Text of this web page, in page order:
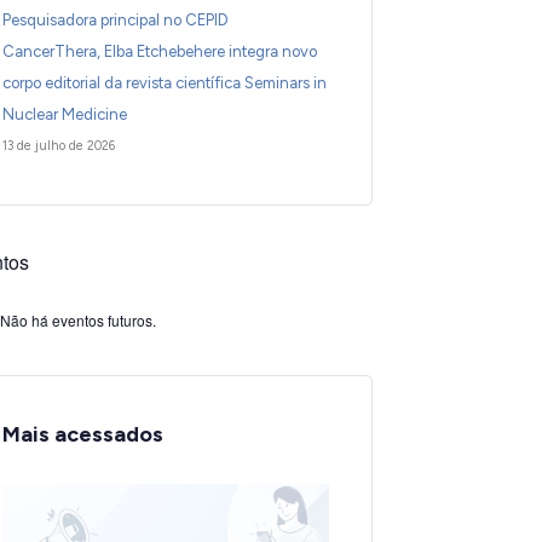
Pesquisadora principal no CEPID
CancerThera, Elba Etchebehere integra novo
corpo editorial da revista científica Seminars in
Nuclear Medicine
13 de julho de 2026
Não há eventos futuros.
Mais acessados